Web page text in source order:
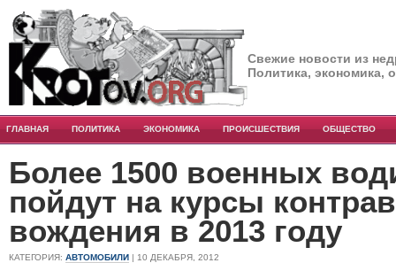
Свежие новости из
Политика, экономика,
ГЛАВНАЯ ПОЛИТИКА ЭКОНОМИКА ПРОИСШЕСТВИЯ ОБЩЕСТВО
Более 1500 военных
пойдут на курсы
вождения в 2013 году
КАТЕГОРИЯ: АВТОМОБИЛИ | 10 ДЕКАБРЯ, 2012